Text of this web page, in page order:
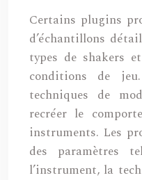
Certains plugins
d’échantillons
types de shakers
conditions de
techniques de
recréer le
instruments. Les
des paramètres
l’instrument, la